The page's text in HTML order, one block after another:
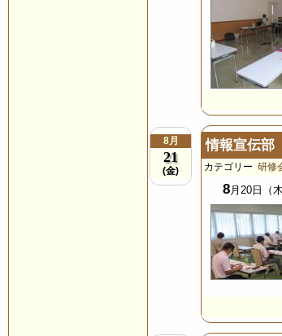
8月
21
(金)
情報宣伝部
カテゴリー 研修
8 月20日（